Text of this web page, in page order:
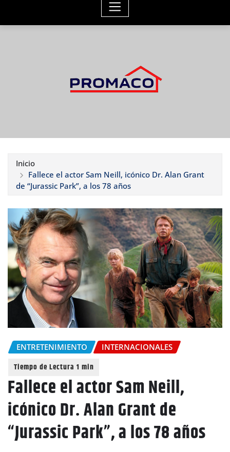
Inicio
Fallece el actor Sam Neill, icónico Dr. Alan Grant
de “Jurassic Park”, a los 78 años
ENTRETENIMIENTO INTERNACIONALES
Fallece el actor Sam Neill,
icónico Dr. Alan Grant de
“Jurassic Park”, a los 78 años